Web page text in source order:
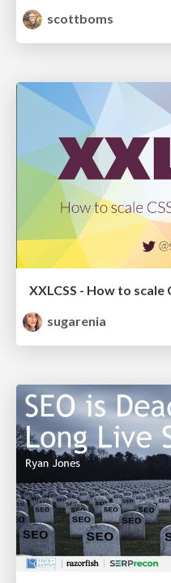
scottboms
XXLCSS - How to
sugarenia